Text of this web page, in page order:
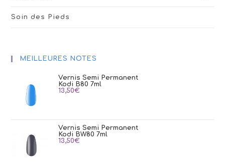
Soin des Pieds
MEILLEURES NOTES
Vernis Semi Permanent
Kodi B80 7ml
13,50€
Vernis Semi Permanent
Kodi BW80 7ml
13,50€